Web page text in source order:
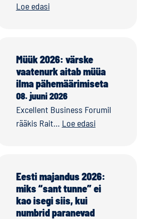
Loe edasi
Müük 2026: värske
vaatenurk aitab müüa
ilma pähemäärimiseta
08. juuni 2026
Excellent Business Forumil
rääkis Rait… Loe edasi
Eesti majandus 2026:
miks “sant tunne” ei
kao isegi siis, kui
numbrid paranevad